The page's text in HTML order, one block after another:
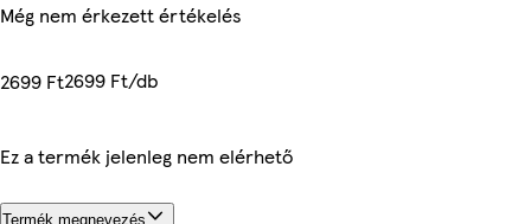
Még nem érkezett értékelés
2699 Ft2699 Ft/db
Ez a termék jelenleg nem elérhető
Termék megnevezés